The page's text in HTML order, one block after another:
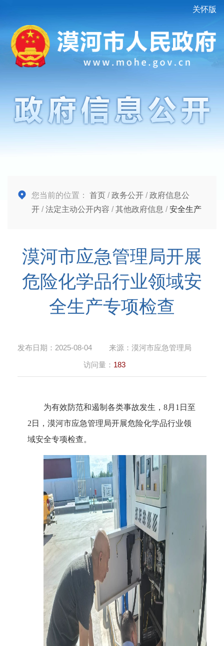
关怀版
您当前的位置： 首页 /政务公开 /政府信息公
开 /法定主动公开内容 /其他政府信息 /安全生产
漠河市应急管理局开展
危险化学品行业领域安
全生产专项检查
发布日期： 2025-08-04 来源： 漠河市应急管理局
访问量： 183
为有效防范和遏制 各类事故发生， 8月1日至
2日，漠河市应急管理局开展危险化学品行业领
域安全专项检查。